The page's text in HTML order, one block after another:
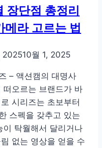
장단점 총정리
메라 고르는 법
202510월 1, 2025
– 액션캠의 대명사
떠오르는 브랜드가 바
시리즈는 초보부터
스펙을 갖추고 있는
탁월해서 달리거나
없는 영상을 얻을 수